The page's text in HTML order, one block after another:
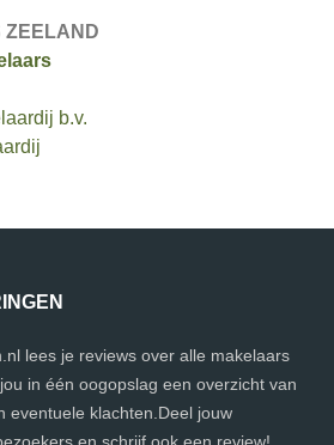
ZEELAND
b.v.
lees je reviews over alle makelaars
in één oogopslag een overzicht van
eventuele klachten.Deel jouw